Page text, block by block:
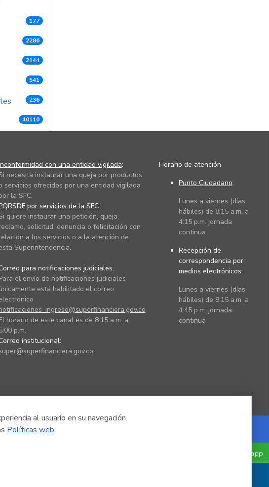
al usuario en su navegación.
Políticas web.
177
2286
2144
541
236
40110
con una entidad vigilada:
necesita instaurar una queja por productos
servicios ofrecidos por una entidad vigilada
la SFC.
por servicios de la SFC:
quiere instaurar una petición, queja,
solicitud, denuncia o felicitación con
a los servicios o a la atención de
Superintendencia.
para notificaciones judiciales:
el envío de notificaciones judiciales
está habilitado el correo
horario de este canal es de 8:15 a.m. a
p.m.
institucional:
Horario de atención
Punto Ciudadano:
Lunes a viernes (días
hábiles) de 8:15 a.m. a
4:15 p.m. jornada
continua
Recepción de
correspondencia por
medios electrónicos:
Lunes a viernes (días
hábiles) de 8:15 a.m. a
4:45 p.m. jornada
continua
Powered by Nexura